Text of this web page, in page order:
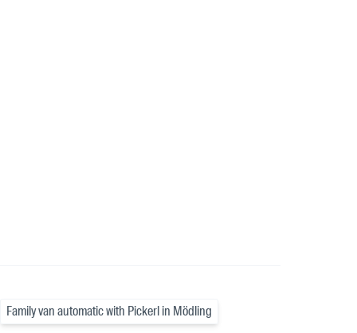
Family van automatic with Pickerl in Mödling